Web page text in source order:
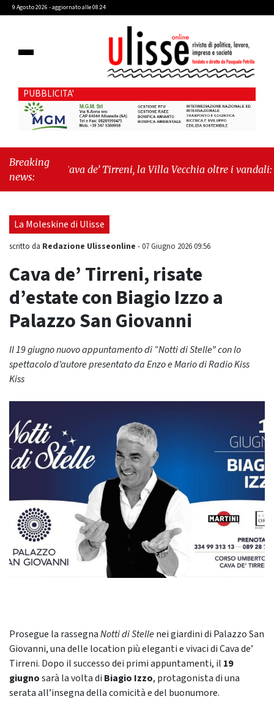
9 Agosto 2026 - aggiornato alle 08:24
PUBBLICITA'
Breaking
news:
"Cava de’ Tirreni, la Villa Vecchia oltre i vandali: il vero
nodo è il senso di comunità"
chiarezza!”"
La Moleskine di Ulisse
scritto da Redazione Ulisseonline -07 Giugno 2026 09:56
Cava de’ Tirreni, risate
d’estate con Biagio Izzo a
Palazzo San Giovanni
Il 19 giugno nuovo appuntamento di “Notti di Stelle” con lo
spettacolo d’autore presentato da Enzo e Mario di Radio Kiss
Kiss
Prosegue la rassegnaNotti di Stellenei giardini di Palazzo San
Giovanni, una delle location più eleganti e vivaci di Cava de’
Tirreni. Dopo il successo dei primi appuntamenti, il 19
giugnosarà la volta di Biagio Izzo, protagonista di una
serata all’insegna della comicità e del buonumore.